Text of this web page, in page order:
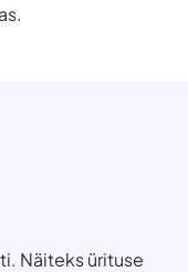
Näiteks ürituse